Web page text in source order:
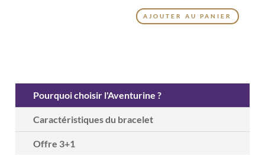
AJOUTER AU PANIER
Pourquoi choisir l'Aventurine ?
Caractéristiques du bracelet
Offre 3+1